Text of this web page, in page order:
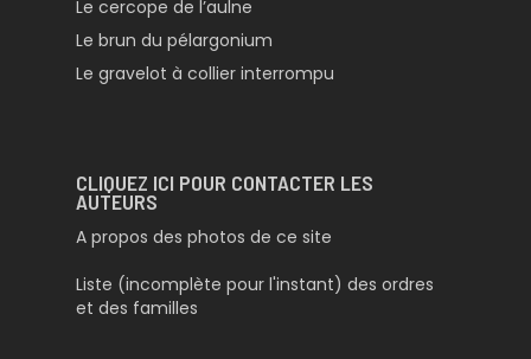
Le cercope de l’aulne
Le brun du pélargonium
Le gravelot à collier interrompu
CLIQUEZ ICI POUR CONTACTER LES
AUTEURS
A propos des photos de ce site
Liste (incomplète pour l'instant) des ordres
et des familles